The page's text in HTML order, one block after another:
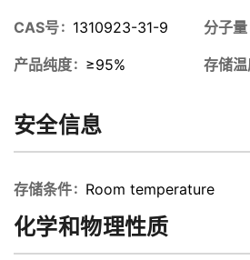
CAS号 1310923-31-9 分子量
产品纯度 ≥95% 存储
安全信息
存储条件 Room temperature
化学和物理性质